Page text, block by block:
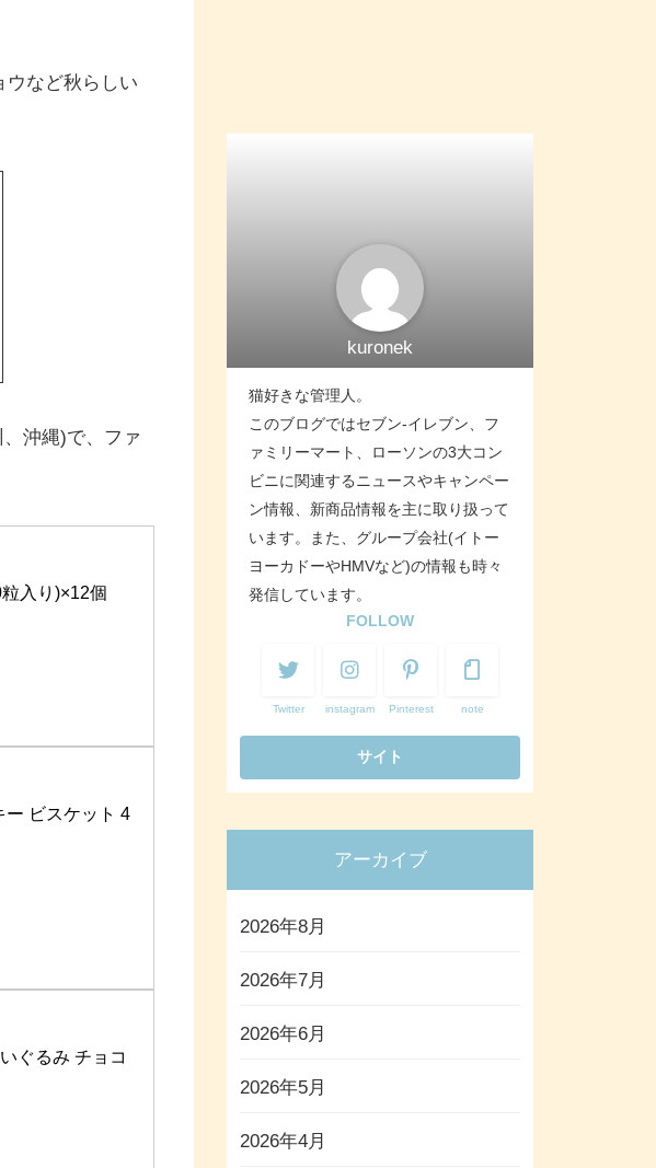
など秋らしい
沖縄)で、ファ
入り)×12個
ー ビスケット 4
ぐるみ チョコ
kuronek
猫好きな管理人。
このブログではセブン-イレブン、フ
ァミリーマート、ローソンの3大コン
ビニに関連するニュースやキャンペー
ン情報、新商品情報を主に取り扱って
います。また、グループ会社(イトー
ヨーカドーやHMVなど)の情報も時々
発信しています。
FOLLOW
Twitter instagram Pinterest note
アーカイブ
2026年8月
2026年7月
2026年6月
2026年5月
2026年4月